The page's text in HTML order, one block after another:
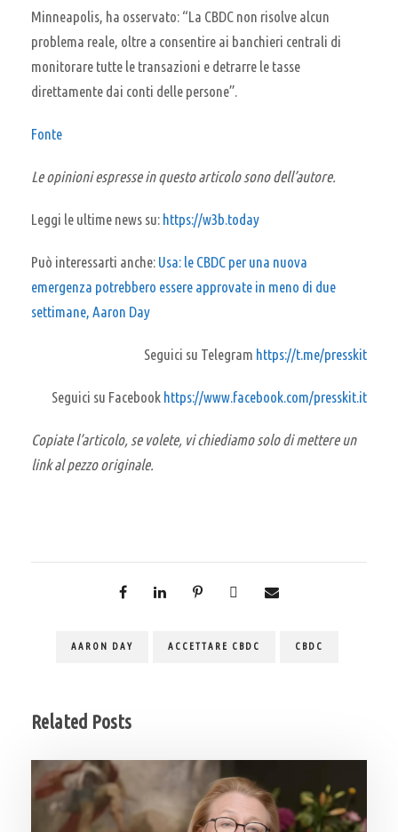
Minneapolis, ha osservato: “La CBDC non risolve alcun
problema reale, oltre a consentire ai banchieri centrali di
monitorare tutte le transazioni e detrarre le tasse
direttamente dai conti delle persone”.
Fonte
Le opinioni espresse in questo articolo sono dell’autore.
Leggi le ultime news su: https://w3b.today
Può interessarti anche: Usa: le CBDC per una nuova
emergenza potrebbero essere approvate in meno di due
settimane, Aaron Day
Seguici su Telegram https://t.me/presskit
Seguici su Facebook https://www.facebook.com/presskit.it
Copiate l’articolo, se volete, vi chiediamo solo di mettere un
link al pezzo originale.
AARON DAY ACCETTARE CBDC CBDC
Related Posts